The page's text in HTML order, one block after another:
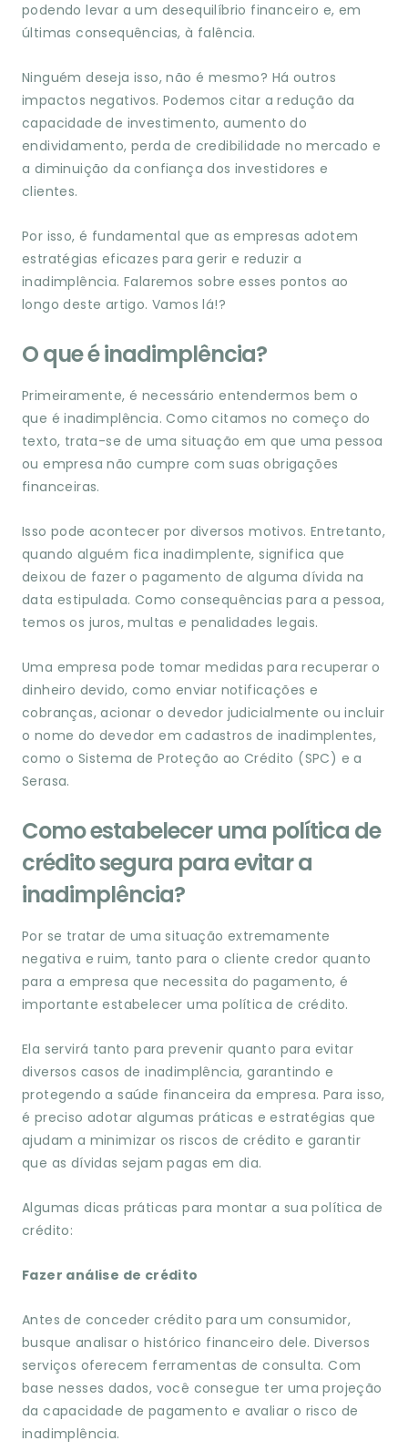
podendo levar a um desequilíbrio financeiro e, em
últimas consequências, à falência.
Ninguém deseja isso, não é mesmo? Há outros
impactos negativos. Podemos citar a redução da
capacidade de investimento, aumento do
endividamento, perda de credibilidade no mercado e
a diminuição da confiança dos investidores e
clientes.
Por isso, é fundamental que as empresas adotem
estratégias eficazes para gerir e reduzir a
inadimplência. Falaremos sobre esses pontos ao
longo deste artigo. Vamos lá!?
O que é inadimplência?
Primeiramente, é necessário entendermos bem o
que é inadimplência. Como citamos no começo do
texto, trata-se de uma situação em que uma pessoa
ou empresa não cumpre com suas obrigações
financeiras.
Isso pode acontecer por diversos motivos. Entretanto,
quando alguém fica inadimplente, significa que
deixou de fazer o pagamento de alguma dívida na
data estipulada. Como consequências para a pessoa,
temos os juros, multas e penalidades legais.
Uma empresa pode tomar medidas para recuperar o
dinheiro devido, como enviar notificações e
cobranças, acionar o devedor judicialmente ou incluir
o nome do devedor em cadastros de inadimplentes,
como o Sistema de Proteção ao Crédito (SPC) e a
Serasa.
Como estabelecer uma política de
crédito segura para evitar a
inadimplência?
Por se tratar de uma situação extremamente
negativa e ruim, tanto para o cliente credor quanto
para a empresa que necessita do pagamento, é
importante estabelecer uma política de crédito.
Ela servirá tanto para prevenir quanto para evitar
diversos casos de inadimplência, garantindo e
protegendo a saúde financeira da empresa. Para isso,
é preciso adotar algumas práticas e estratégias que
ajudam a minimizar os riscos de crédito e garantir
que as dívidas sejam pagas em dia.
Algumas dicas práticas para montar a sua política de
crédito:
Fazer análise de crédito
Antes de conceder crédito para um consumidor,
busque analisar o histórico financeiro dele. Diversos
serviços oferecem ferramentas de consulta. Com
base nesses dados, você consegue ter uma projeção
da capacidade de pagamento e avaliar o risco de
inadimplência.